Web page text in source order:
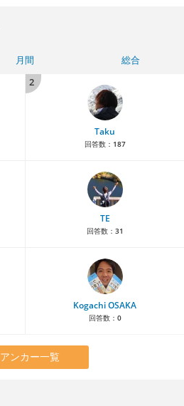
月間
総合
2
Taku
回答数： 187
TE
回答数： 31
Kogachi OSAKA
回答数： 0
アンカー一覧